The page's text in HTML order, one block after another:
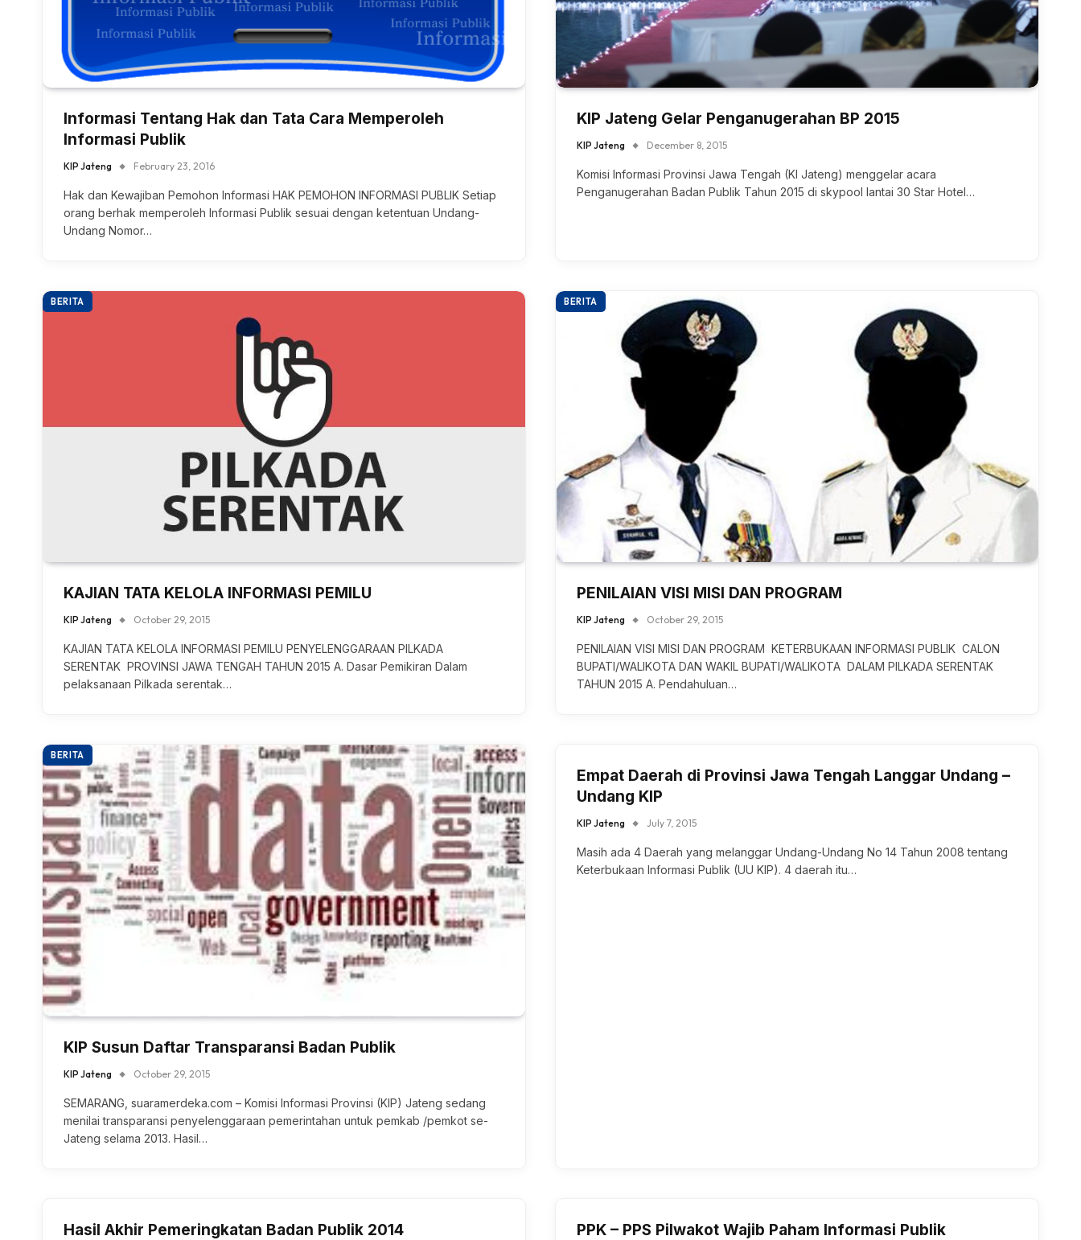
Informasi Tentang Hak dan Tata Cara Memperoleh
Informasi Publik
KIP Jateng February 23, 2016
Hak dan Kewajiban Pemohon Informasi HAK PEMOHON INFORMASI PUBLIK Setiap
orang berhak memperoleh Informasi Publik sesuai dengan ketentuan Undang-
Undang Nomor…
KIP Jateng Gelar Penganugerahan BP 2015
KIP Jateng December 8, 2015
Komisi Informasi Provinsi Jawa Tengah (KI Jateng) menggelar acara
Penganugerahan Badan Publik Tahun 2015 di skypool lantai 30 Star Hotel…
BERITA
KAJIAN TATA KELOLA INFORMASI PEMILU
KIP Jateng October 29, 2015
KAJIAN TATA KELOLA INFORMASI PEMILU PENYELENGGARAAN PILKADA
SERENTAK PROVINSI JAWA TENGAH TAHUN 2015 A. Dasar Pemikiran Dalam
pelaksanaan Pilkada serentak…
BERITA
PENILAIAN VISI MISI DAN PROGRAM
KIP Jateng October 29, 2015
PENILAIAN VISI MISI DAN PROGRAM KETERBUKAAN INFORMASI PUBLIK CALON
BUPATI/WALIKOTA DAN WAKIL BUPATI/WALIKOTA DALAM PILKADA SERENTAK
TAHUN 2015 A. Pendahuluan…
BERITA
KIP Susun Daftar Transparansi Badan Publik
KIP Jateng October 29, 2015
SEMARANG, suaramerdeka.com – Komisi Informasi Provinsi (KIP) Jateng sedang
menilai transparansi penyelenggaraan pemerintahan untuk pemkab /pemkot se-
Jateng selama 2013. Hasil…
Empat Daerah di Provinsi Jawa Tengah Langgar Undang –
Undang KIP
KIP Jateng July 7, 2015
Masih ada 4 Daerah yang melanggar Undang-Undang No 14 Tahun 2008 tentang
Keterbukaan Informasi Publik (UU KIP). 4 daerah itu…
Hasil Akhir Pemeringkatan Badan Publik 2014 PPK – PPS Pilwakot Wajib Paham Informasi Publik